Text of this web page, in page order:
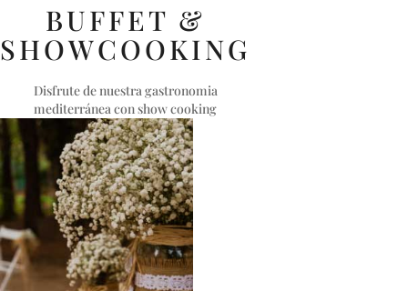
BUFFET &
SHOWCOOKING
Disfrute de nuestra gastronomia
mediterránea con show cooking